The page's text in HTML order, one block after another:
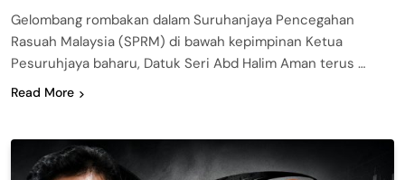
Gelombang rombakan dalam Suruhanjaya Pencegahan
Rasuah Malaysia (SPRM) di bawah kepimpinan Ketua
Pesuruhjaya baharu, Datuk Seri Abd Halim Aman terus …
Read More